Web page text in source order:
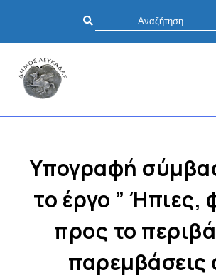
Υπογραφή
το έργο ” Ήπιες,
προς το
παρεμβάσεις